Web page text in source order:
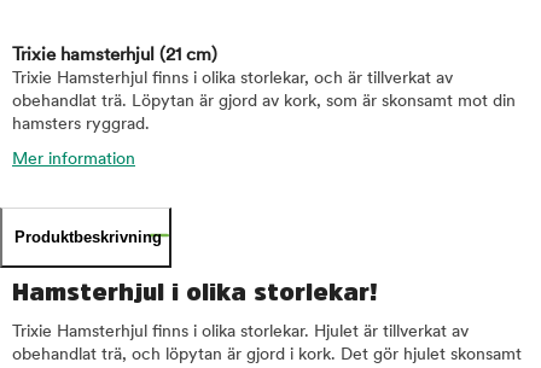
Trixie hamsterhjul (21 cm)
Trixie Hamsterhjul finns i olika storlekar, och är tillverkat av
obehandlat trä. Löpytan är gjord av kork, som är skonsamt mot din
hamsters ryggrad.
Mer information
Produktbeskrivning
Hamsterhjul i olika storlekar!
Trixie Hamsterhjul finns i olika storlekar. Hjulet är tillverkat av
obehandlat trä, och löpytan är gjord i kork. Det gör hjulet skonsamt